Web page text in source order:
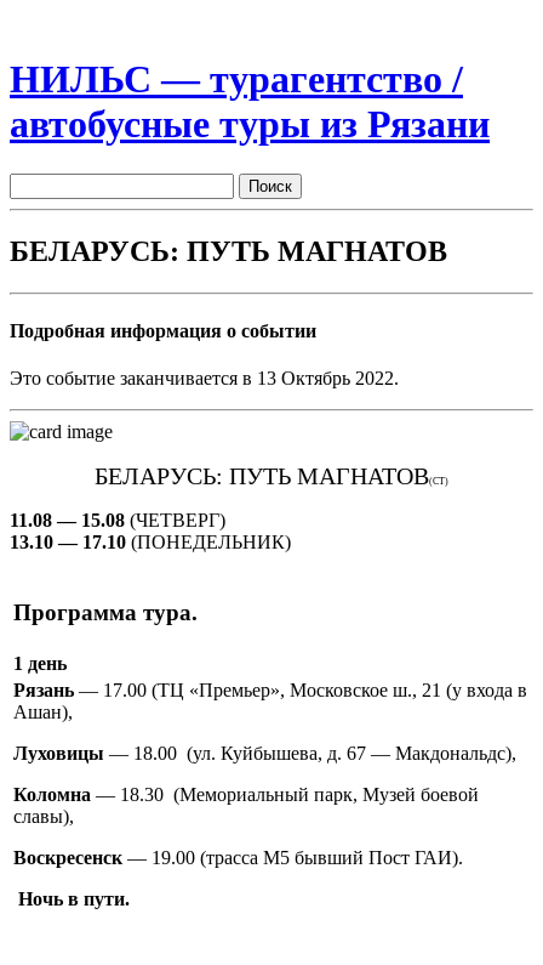
НИЛЬС — турагентство /
автобусные туры из Рязани
БЕЛАРУСЬ: ПУТЬ МАГНАТОВ
Подробная информация о событии
Это событие заканчивается в 13 Октябрь 2022.
БЕЛАРУСЬ: ПУТЬ МАГНАТОВ(CT)
11.08 — 15.08 (ЧЕТВЕРГ)
13.10 — 17.10 (ПОНЕДЕЛЬНИК)
Программа тура.
1 день
Рязань — 17.00 (ТЦ «Премьер», Московское ш., 21 (у входа в
Ашан),
Луховицы — 18.00 (ул. Куйбышева, д. 67 — Макдональдс),
Коломна — 18.30 (Мемориальный парк, Музей боевой
славы),
Воскресенск — 19.00 (трасса М5 бывший Пост ГАИ).
Ночь в пути.